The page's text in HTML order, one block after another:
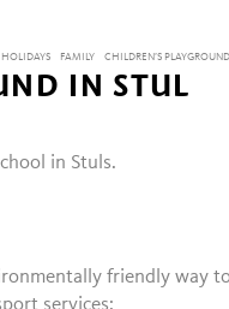
FAMILY CHILDREN’S
IN STUL
school in Stuls.
friendly way
services: